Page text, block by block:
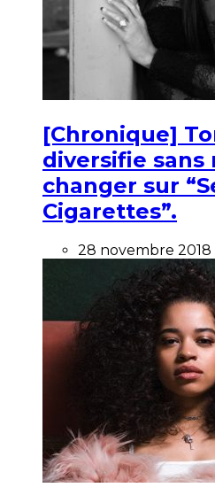
[Chronique]
diversifie
changer sur
Cigarettes”.
28 novembre 2018